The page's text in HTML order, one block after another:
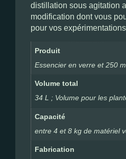
distillation sous agitation
modification dont vous
pour vos
Produit
Essencier en verre et 250
Volume total
34 L ; Volume pour les
Capacité
entre 4 et 8 kg de matériel
Fabrication